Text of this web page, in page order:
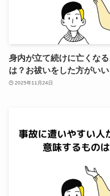
身内が立て続けに亡くな
は？お祓いをした方がいい
2025年11月24日